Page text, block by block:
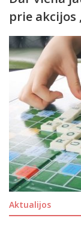
prie akcijos
Aktualijos